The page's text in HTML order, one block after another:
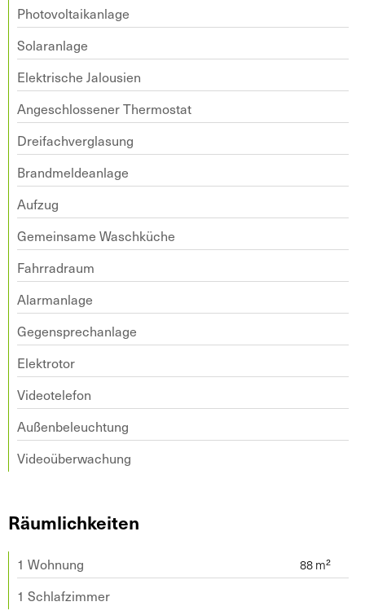
Photovoltaikanlage
Solaranlage
Elektrische Jalousien
Angeschlossener Thermostat
Dreifachverglasung
Brandmeldeanlage
Aufzug
Gemeinsame Waschküche
Fahrradraum
Alarmanlage
Gegensprechanlage
Elektrotor
Videotelefon
Außenbeleuchtung
Videoüberwachung
Räumlichkeiten
1 Wohnung
1 Schlafzimmer